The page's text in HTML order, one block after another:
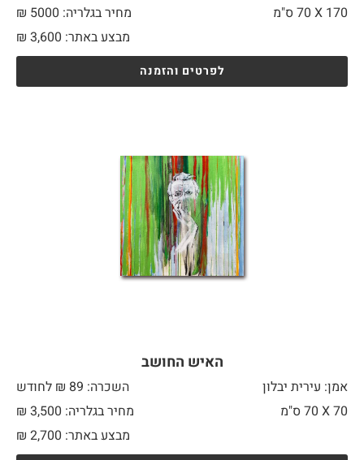
170 X
מחיר בגלריה: 5000 ₪
מבצע באתר:
₪ 3,600
לפרטים והזמנה
האיש החושב
אמן: עירית יבלון
השכרה: 89 ₪ לחודש
70 X
מחיר בגלריה: 3,500 ₪
מבצע באתר:
₪ 2,700